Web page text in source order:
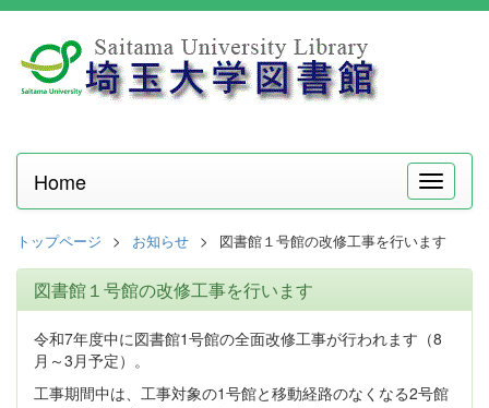
メ
ニ
ー
Home
トップページ お知らせ 図書館１号館の改修工事を行います
図書館１号館の改修工事を行います
令和7年度中に図書館1号館の全面改修工事が行われます（8
月～3月予定）。
工事期間中は、工事対象の1号館と移動経路のなくなる2号館